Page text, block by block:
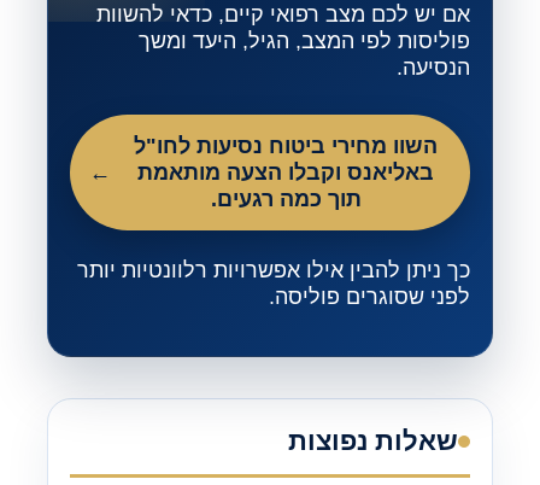
אם יש לכם מצב רפואי קיים, כדאי להשוות
פוליסות לפי המצב, הגיל, היעד ומשך
הנסיעה.
השוו מחירי ביטוח נסיעות לחו"ל
באליאנס וקבלו הצעה מותאמת
תוך כמה רגעים.
כך ניתן להבין אילו אפשרויות רלוונטיות יותר
לפני שסוגרים פוליסה.
שאלות נפוצות